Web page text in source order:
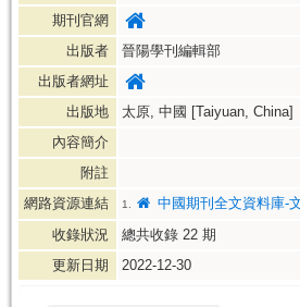
期刊官網
出版者
晉陽學刊編輯部
出版者網址
出版地
太原, 中國 [Taiyuan, China]
內容簡介
附註
網路資源連結
1. 中國期刊全文資料庫-
收錄狀況 總共收錄 22期
更新日期
2022-12-30